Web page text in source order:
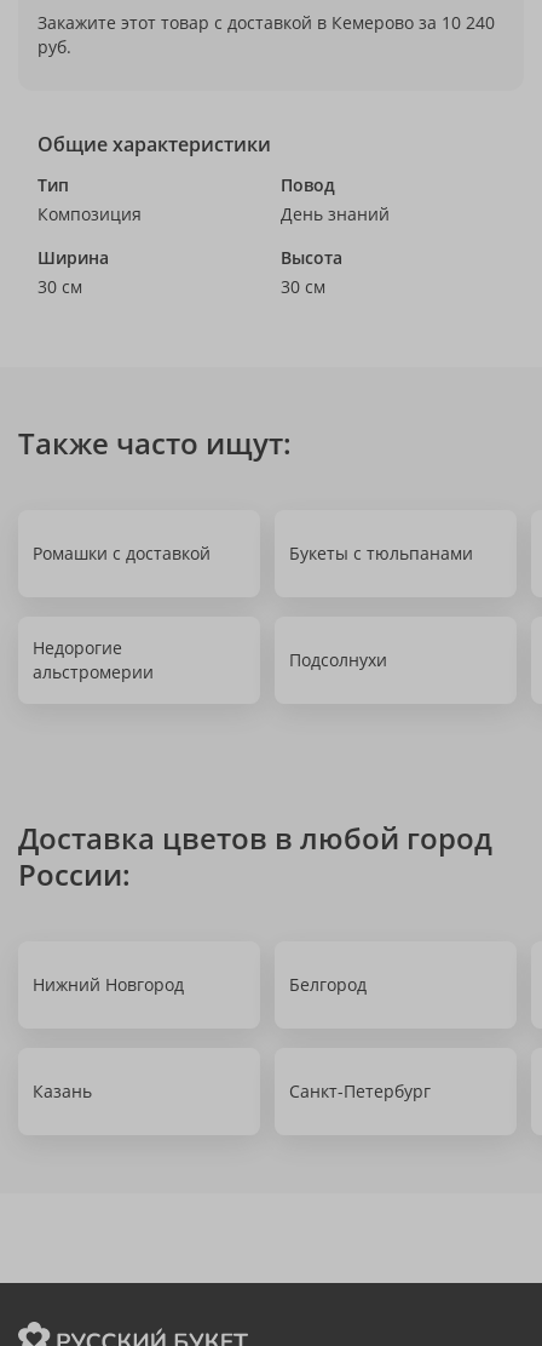
Закажите этот товар с доставкой в Кемерово за 10 240
руб.
Общие характеристики
Тип
Композиция
Повод
День знаний
Ширина
30 см
Высота
30 см
Также часто ищут:
Ромашки с доставкой Букеты с тюльпанами
Недорогие
альстромерии
Подсолнухи
Доставка цветов в любой город
России:
Нижний Новгород Белгород
Казань Санкт-Петербург